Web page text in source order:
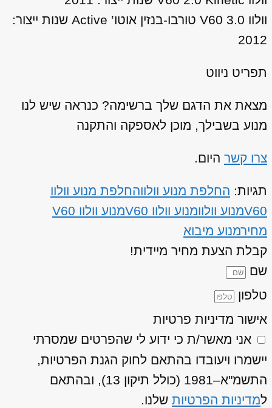
וולוו V60 3.0 טורבו-בנזין אוטו’ Active שנות ייצור:
2012
תפריט ניווט
מצאת את הדגם שלך ברשימה? כנראה שיש לנו
מנוע בשבילך, מוכן לאספקה והתקנה
צרו קשר היום.
תגיות: החלפת מנוע וולווהחלפת מנוע וולוו
V60מנוע וולוומנוע וולוו V60
מנוע וולוו V60
מחירמנוע מיבוא
קבלת הצעת מחיר מיידית!
שם
טלפון
אישור מדיניות פרטיות
אני מאשר/ת כי ידוע לי שהפרטים שמסרתי
יישמרו ויעובדו בהתאם לחוק הגנת הפרטיות,
התשמ"א–1981 (כולל תיקון 13), ובהתאם
למדיניות הפרטיות שלנו.